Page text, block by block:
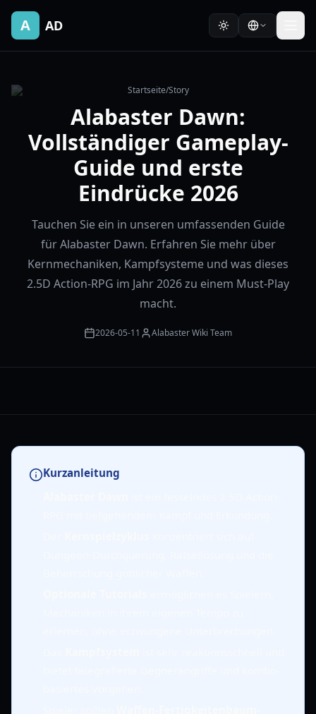
A AD
Startseite/Story
Alabaster Dawn:
Vollständiger Gameplay-
Guide und erste
Eindrücke 2026
Tauchen Sie ein in unseren umfassenden Guide
für Alabaster Dawn. Erfahren Sie mehr über
Kernmechaniken, Kampfsysteme und was dieses
2.5D Action-RPG im Jahr 2026 zu einem Must-Play
macht.
2026-05-11 Alabaster Wiki Team
Kurzanleitung